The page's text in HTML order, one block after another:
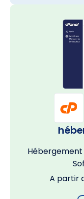
Hébergement
A partir